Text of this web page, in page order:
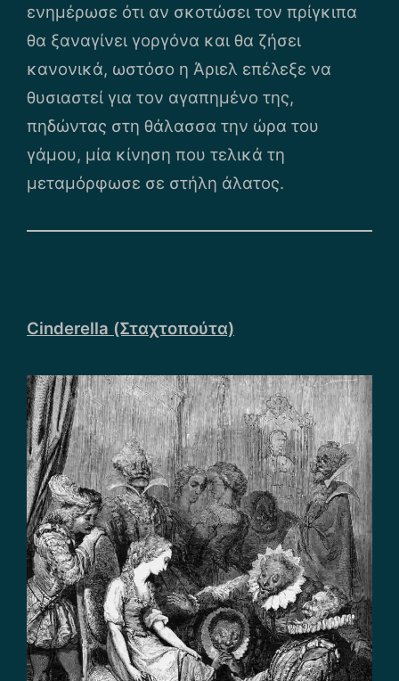
ενημέρωσε ότι αν σκοτώσει τον πρίγκιπα
θα ξαναγίνει γοργόνα και θα ζήσει
κανονικά, ωστόσο η Άριελ επέλεξε να
θυσιαστεί για τον αγαπημένο της,
πηδώντας στη θάλασσα την ώρα του
γάμου, μία κίνηση που τελικά τη
μεταμόρφωσε σε στήλη άλατος.
Cinderella (Σταχτοπούτα)